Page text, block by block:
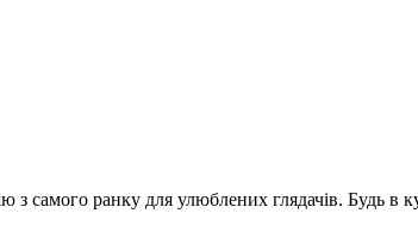
самого ранку для улюблених глядачів. Будь в